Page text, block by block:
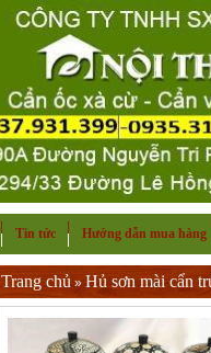
Tin tức Hướng dẫn mua hàng
Trang chủ »Hủ sơn mài cẩn